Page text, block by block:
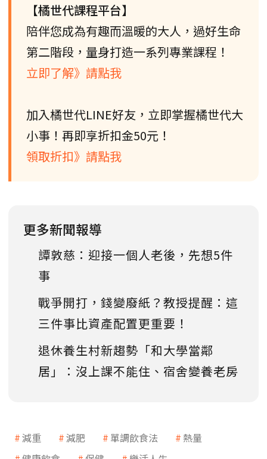
【橘世代課程平台】
陪伴您成為有趣而溫暖的大人，過好生命
第二階段，量身打造一系列專業課程！
立即了解》請點我
加入橘世代LINE好友，立即掌握橘世代大
小事！再即享折扣金50元！
領取折扣》請點我
更多新聞報導
譚敦慈：迎接一個人老後，先想5件
事
戰爭開打，錢變廢紙？教授提醒：這
三件事比資產配置更重要！
退休養生村新趨勢「和大學當鄰
居」：沒上課不能住、宿舍變養老房
減重 減肥 單調飲食法
熱量